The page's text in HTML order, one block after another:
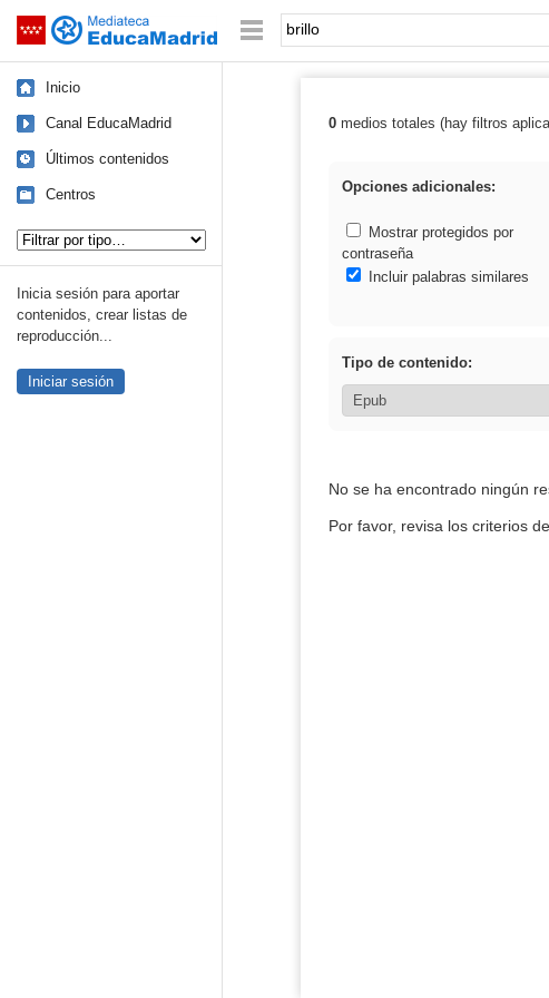
Saltar navegación Palabra o frase:
Inicio
Canal EducaMadrid
Últimos contenidos
Centros
Inicia sesión para aportar
contenidos, crear listas de
reproducción...
Iniciar sesión
Resultados de: brillo
0medios totales (hay filtros
Opciones adicionales:
Mostrar protegidos por
contraseña
Incluir palabras similares
Tipo de contenido:
No se ha encontrado ningún
Por favor, revisa los criterios